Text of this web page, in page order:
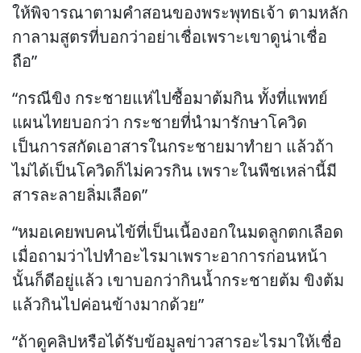
ให้พิจารณาตามคำสอนของพระพุทธเจ้า ตามหลัก
กาลามสูตรที่บอกว่าอย่าเชื่อเพราะเขาดูน่าเชื่อ
ถือ”
“กรณีขิง กระชายแห่ไปซื้อมาต้มกิน ทั้งที่แพทย์
แผนไทยบอกว่า กระชายที่นำมารักษาโควิด
เป็นการสกัดเอาสารในกระชายมาทำยา แล้วถ้า
ไม่ได้เป็นโควิดก็ไม่ควรกิน เพราะในพืชเหล่านี้มี
สารละลายลิ่มเลือด”
“หมอเคยพบคนไข้ที่เป็นเนื้องอกในมดลูกตกเลือด
เมื่อถามว่าไปทำอะไรมาเพราะอาการก่อนหน้า
นั้นก็ดีอยู่แล้ว เขาบอกว่ากินน้ำกระชายต้ม ขิงต้ม
แล้วกินไปค่อนข้างมากด้วย”
“ถ้าดูคลิปหรือได้รับข้อมูลข่าวสารอะไรมาให้เชื่อ